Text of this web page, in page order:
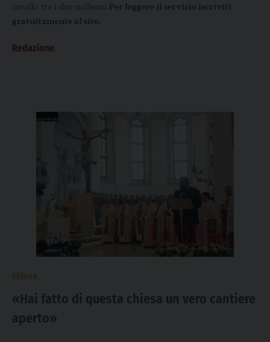
cavallo tra i due millenni. Per leggere il servizio iscriviti
gratuitamente al sito.
Redazione
«Hai fatto di questa chiesa un vero cantiere
aperto»